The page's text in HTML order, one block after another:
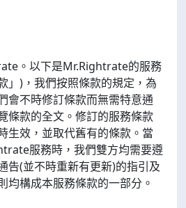
。以下是Mr.Rightrate的服務
」)，我們按照條款的規定，為
會不時修訂條款而無需特意通
條款的全文。修訂的服務條款
生效，並取代舊有的條款。當
服務時，我們雙方均需要遵
告(並不時重新有更新)的指引及
均構成本服務條款的一部分。